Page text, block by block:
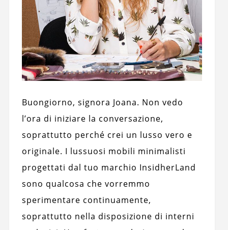
Buongiorno, signora Joana. Non vedo
l’ora di iniziare la conversazione,
soprattutto perché crei un lusso vero e
originale. I lussuosi mobili minimalisti
progettati dal tuo marchio InsidherLand
sono qualcosa che vorremmo
sperimentare continuamente,
soprattutto nella disposizione di interni